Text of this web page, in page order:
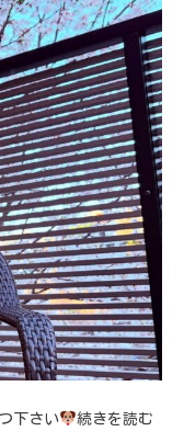
下さい 続きを読む